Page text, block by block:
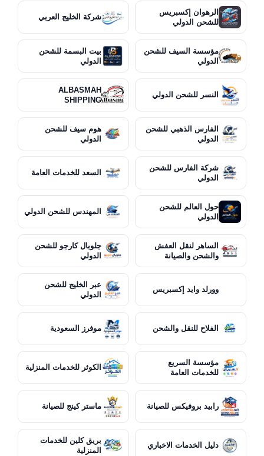
الرهوان إكسبريس
للشحن الدولي
شركة الخليج العربي
مؤسسة السيف للشحن
الدولي
بيت البسمة للشحن
الدولي
النسر للشحن الدولي
ALBASMAH
SHIPPING
الفارس الذهبي للشحن
الدولي
هوم سيف للشحن
الدولي
شركة الفارس للشحن
الدولي
السعد للخدمات العامة
حول العالم للشحن
الدولي
المهندس للشحن الدولي
الساهر لنقل العفش
والشحن والصيانة
جلوبال كارجو للشحن
الدولي
وورلد وايد إكسبريس
عبر الخليج للشحن
الدولي
الفلاح للنقل والشحن موفرز السعودية
مؤسسة السريع
للخدمات العامة
الكوثر للخدمات المنزلية
رابيد بروفيكس للصيانة ماستر كينج للصيانة
دليل الخدمات الاخباري
بريق كلين للخدمات
المنزلية